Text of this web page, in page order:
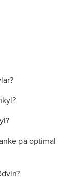
på optimal